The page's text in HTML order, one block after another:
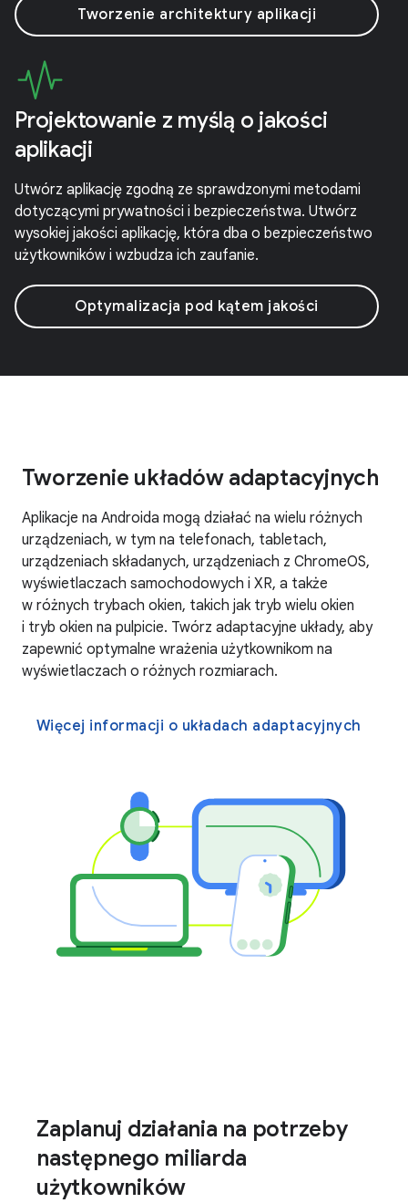
Tworzenie architektury aplikacji
Projektowanie z myślą o jakości
aplikacji
Utwórz aplikację zgodną ze sprawdzonymi metodami
dotyczącymi prywatności i bezpieczeństwa. Utwórz
wysokiej jakości aplikację, która dba o bezpieczeństwo
użytkowników i wzbudza ich zaufanie.
Optymalizacja pod kątem jakości
Tworzenie układów adaptacyjnych
Aplikacje na Androida mogą działać na wielu różnych
urządzeniach, w tym na telefonach, tabletach,
urządzeniach składanych, urządzeniach z ChromeOS,
wyświetlaczach samochodowych i XR, a także
w różnych trybach okien, takich jak tryb wielu okien
i tryb okien na pulpicie. Twórz adaptacyjne układy, aby
zapewnić optymalne wrażenia użytkownikom na
wyświetlaczach o różnych rozmiarach.
Więcej informacji o układach adaptacyjnych
Zaplanuj działania na potrzeby
następnego miliarda
użytkowników